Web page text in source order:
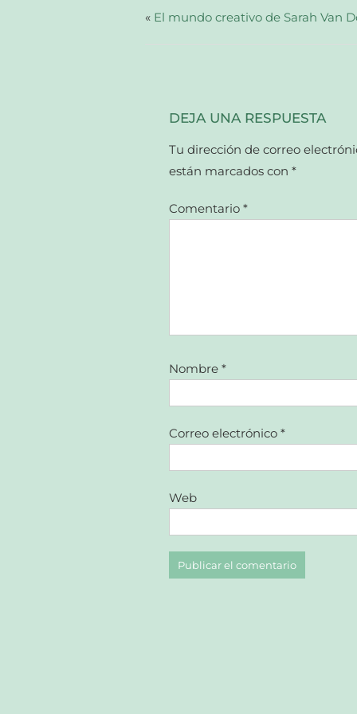
abre
en
« El mundo creativo de Sarah Van
DEJA UNA RESPUESTA
Tu dirección de correo
están marcados con *
Comentario *
Nombre *
Correo electrónico *
Web